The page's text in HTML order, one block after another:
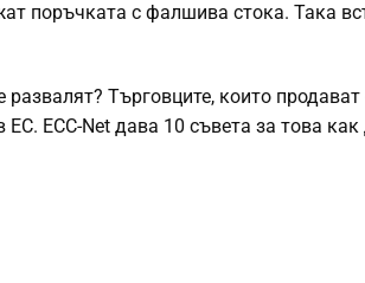
поръчката с фалшива стока. Така
Търговците, които
ECC-Net дава 10 съвета за това как